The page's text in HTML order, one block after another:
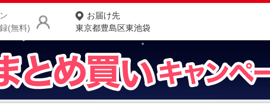
(無料)
お届け先
東京都豊島区東池袋
商品をさがす